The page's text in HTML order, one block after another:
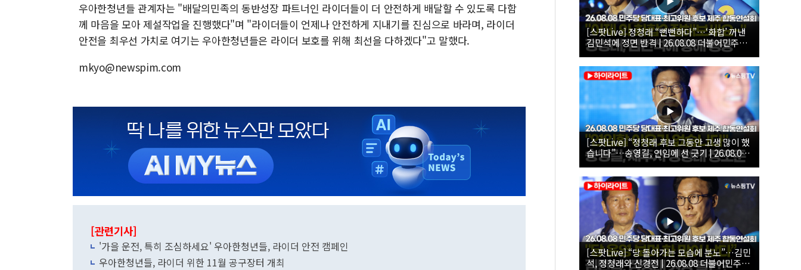
우아한청년들 관계자는 "배달의민족의 동반성장 파트너인 라이더들이 더 안전하게 배달할 수 있도록 다함
께 마음을 모아 제설작업을 진행했다"며 "라이더들이 언제나 안전하게 지내기를 진심으로 바라며, 라이더
안전을 최우선 가치로 여기는 우아한청년들은 라이더 보호를 위해 최선을 다하겠다"고 말했다.
mkyo@newspim.com
[관련기사]
'가을 운전, 특히 조심하세요' 우아한청년들, 라이더 안전 캠페인
우아한청년들, 라이더 위한 11월 공구장터 개최
[스팟Live] 정청래 “뻔뻔하다”…‘화합’ 꺼낸
김민석에 정면 반격 | 26.08.08 더불어민주당
당대표·최고위원 후보 제주 합동연설회
[스팟Live] “정청래 후보 그동안 고생 많이 했
습니다”…송영길, 연임에 선 긋기 | 26.08.08
더불어민주당 당대표·최고위원 후보 제주 합
동연설회
[스팟Live] “당 돌아가는 모습에 분노”…김민
석, 정청래와 신경전 | 26.08.08 더불어민주당